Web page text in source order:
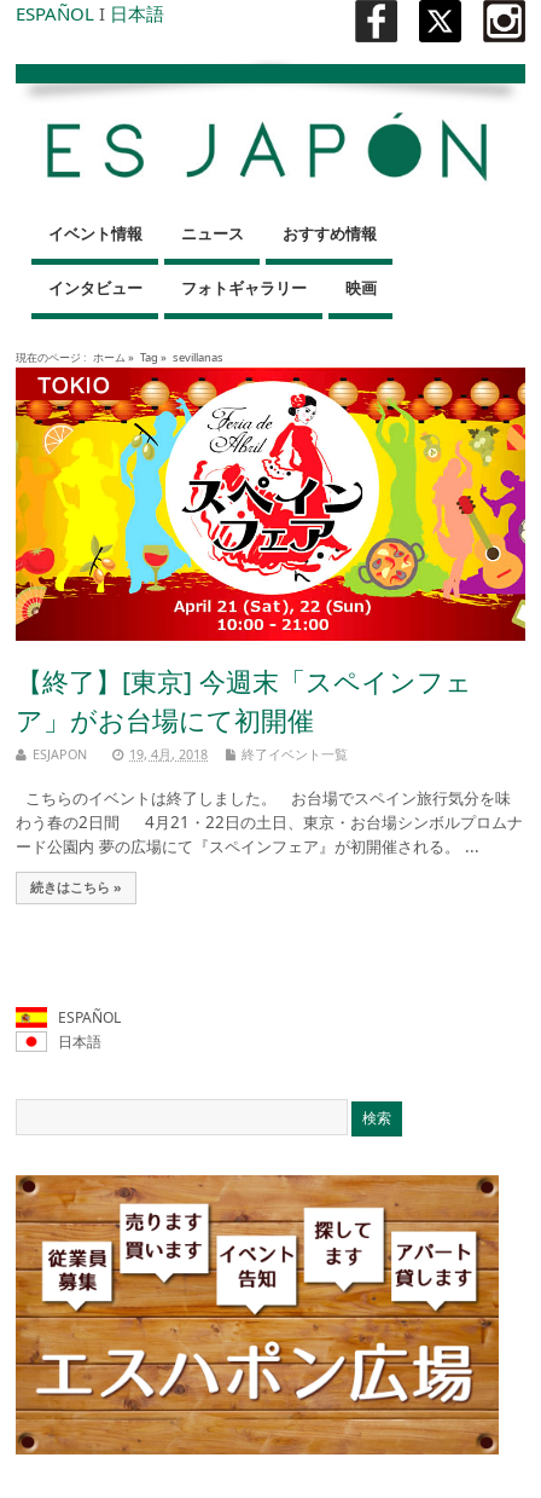
ESPAÑOL I 日本語
イベント情報 ニュース おすすめ情報
インタビュー フォトギャラリー 映画
現在のページ : ホーム » Tag » sevillanas
【終了】[東京] 今週末「スペインフェ
ア」がお台場にて初開催
ESJAPON 19, 4月, 2018 終了イベント一覧
こちらのイベントは終了しました。 お台場でスペイン旅行気分を味
わう春の2日間 4月21・22日の土日、東京・お台場シンボルプロムナ
ード公園内 夢の広場にて『スペインフェア』が初開催される。 ...
続きはこちら »
ESPAÑOL
日本語